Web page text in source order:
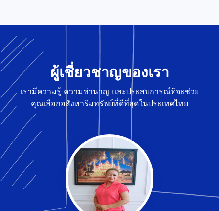
ผู้เชี่ยวชาญของเรา
เรามีความรู้ ความชำนาญ และประสบการณ์ที่จะช่วย
คุณเลือกอสังหาริมทรัพย์ที่ดีที่สุดในประเทศไทย